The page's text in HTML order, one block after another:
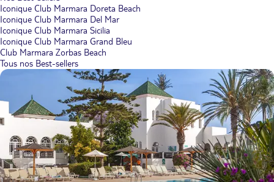
Iconique Club Marmara Doreta Beach
Iconique Club Marmara Del Mar
Iconique Club Marmara Sicilia
Iconique Club Marmara Grand Bleu
Club Marmara Zorbas Beach
Tous nos Best-sellers